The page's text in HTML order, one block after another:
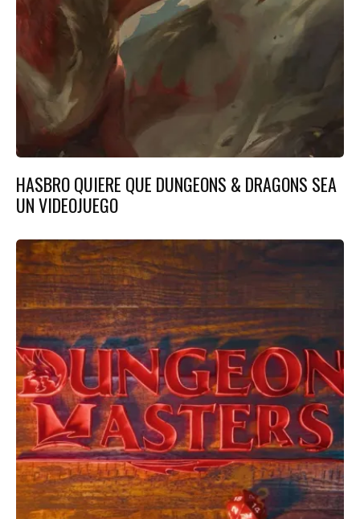
HASBRO QUIERE QUE DUNGEONS & DRAGONS SEA
UN VIDEOJUEGO